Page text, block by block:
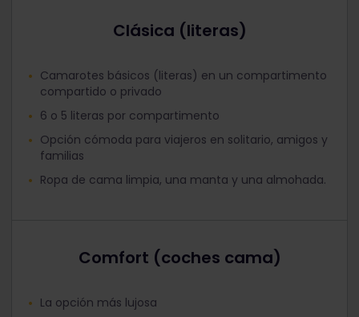
Clásica (literas)
Camarotes básicos (literas) en un compartimento
compartido o privado
6 o 5 literas por compartimento
Opción cómoda para viajeros en solitario, amigos y
familias
Ropa de cama limpia, una manta y una almohada.
Comfort (coches cama)
La opción más lujosa